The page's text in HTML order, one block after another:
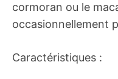
cormoran ou le
occasionnellement
Caractéristiques :